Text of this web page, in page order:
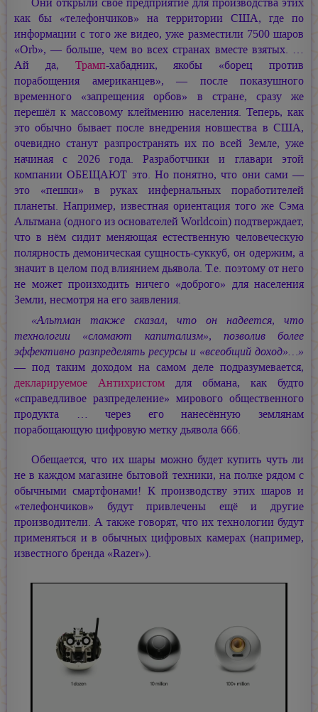
как бы «телефончиков» на территории США, где по
информации с того же видео, уже разместили 7500 шаров
«Orb», — больше, чем во всех странах вместе взятых. …
Ай да, Трамп-хабадник, якобы «борец против
порабощения американцев», — после показушного
временного «запрещения орбов» в стране, сразу же
перешёл к массовому клеймению населения. Теперь, как
это обычно бывает после внедрения новшества в США,
очевидно станут разпространять их по всей Земле, уже
начиная с 2026 года. Разработчики и главари этой
компании ОБЕЩАЮТ это. Но понятно, что они сами —
это «пешки» в руках инфернальных поработителей
планеты. Например, известная ориентация того же Сэма
Альтмана (одного из основателей Worldcoin) подтверждает,
что в нём сидит меняющая естественную человеческую
полярность демоническая сущность-суккуб, он одержим, а
значит в целом под влиянием дьявола. Т.е. поэтому от него
не может произходить ничего «доброго» для населения
Земли, несмотря на его заявления.
«Альтман также сказал, что он надеется, что
технологии «сломают капитализм», позволив более
эффективно разпределять ресурсы и «всеобщий доход»…»
— под таким доходом на самом деле подразумевается,
декларируемое Антихристом для обмана, как будто
«справедливое разпределение» мирового общественного
продукта … через его нанесённую землянам
порабощающую цифровую метку дьявола 666.
Обещается, что их шары можно будет купить чуть ли
не в каждом магазине бытовой техники, на полке рядом с
обычными смартфонами! К производству этих шаров и
«телефончиков» будут привлечены ещё и другие
производители. А также говорят, что их технологии будут
применяться и в обычных цифровых камерах (например,
известного бренда «Razer»).